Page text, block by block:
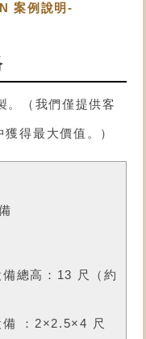
案例說明-
。（我們僅提供客
得最大價值。）
總高：13 尺（約
：2×2.5×4 尺